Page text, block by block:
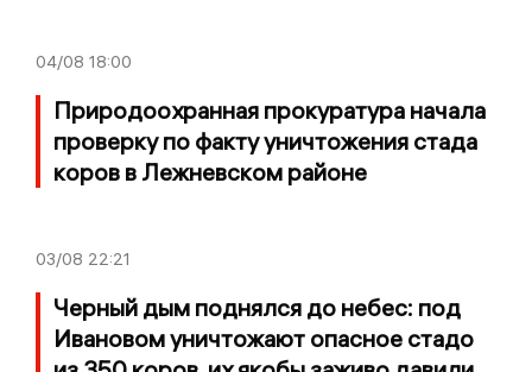
04/08 18:00
Природоохранная прокуратура начала
проверку по факту уничтожения стада
коров в Лежневском районе
03/08 22:21
Черный дым поднялся до небес: под
Ивановом уничтожают опасное стадо